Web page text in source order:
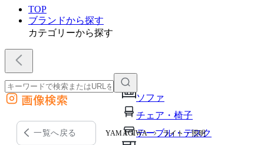
TOP
ブランドから探す
カテゴリーから探す
ソファ
チェア・椅子
テーブル・デスク
外部サイトの商品をカートに追加
他のサイトで見つけた商品ページのURLを貼り付けて、カートに追加できます
画像検索
一覧へ戻る YAMAGIWA ライト・照明